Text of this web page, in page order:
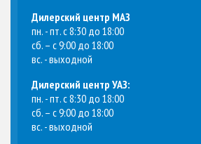
Дилерский центр МАЗ
пн. - пт. с 8:30 до 18:00
сб. – с 9:00 до 18:00
вс. - выходной
Дилерский центр УАЗ:
пн. - пт. с 8:30 до 18:00
сб. – с 9:00 до 18:00
вс. - выходной